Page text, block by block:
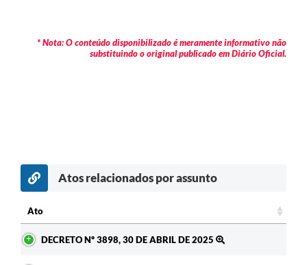
* Nota: O conteúdo disponibilizado é meramente informativo não
substituindo o original publicado em Diário Oficial.
Atos relacionados por assunto
Ato
DECRETO Nº 3898, 30 DE ABRIL DE 2025